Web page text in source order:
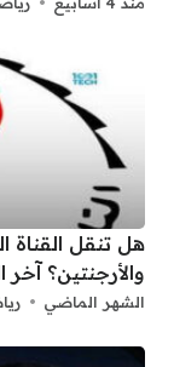
هل تنقل القناة
والأرجنتين؟
الشهر الماضي